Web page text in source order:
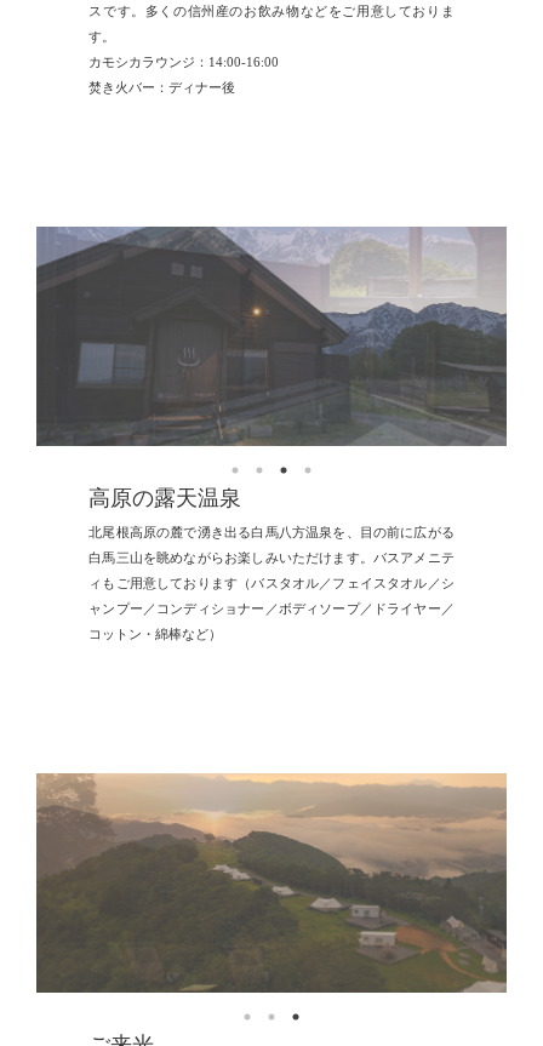
スです。多くの信州産のお飲み物などをご用意しておりま
す。
カモシカラウンジ：14:00-16:00
焚き火バー：ディナー後
高原の露天温泉
北尾根高原の麓で湧き出る白馬八方温泉を、目の前に広がる
白馬三山を眺めながらお楽しみいただけます。バスアメニテ
ィもご用意しております（バスタオル／フェイスタオル／シ
ャンプー／コンディショナー／ボディソープ／ドライヤー／
コットン・綿棒など）